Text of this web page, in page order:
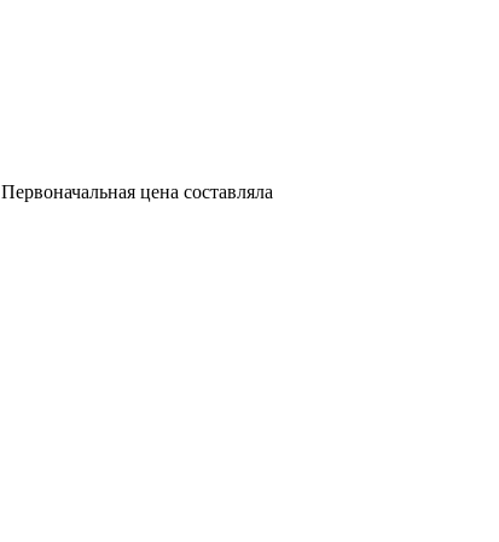
Первоначальная цена составляла